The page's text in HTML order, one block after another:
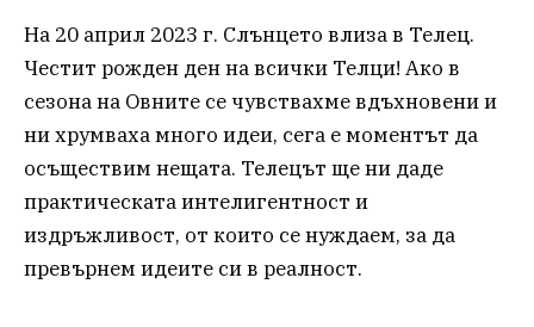
На 20 април 2023 г. Слънцето влиза в Телец.
Честит рожден ден на всички Телци! Ако в
сезона на Овните се чувствахме вдъхновени и
ни хрумваха много идеи, сега е моментът да
осъществим нещата. Телецът ще ни даде
практическата интелигентност и
издръжливост, от които се нуждаем, за да
превърнем идеите си в реалност.